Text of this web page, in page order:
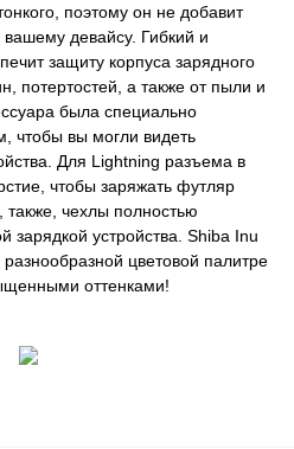
поэтому он не добавит
девайсу. Гибкий и
защиту корпуса зарядного
потертостей, а также от пыли и
была специально
чтобы вы могли видеть
Для Lightning разъема в
чтобы заряжать футляр
чехлы полностью
зарядкой устройства. Shiba Inu
цветовой палитре
оттенками!